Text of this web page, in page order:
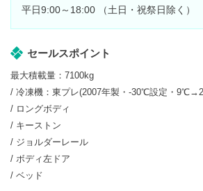
平日9:00～18:00 （土日・祝祭日除く）
セールスポイント
最大積載量：7100kg
/ 冷凍機：東プレ(2007年製・-30℃設定・
/ ロングボディ
/ キーストン
/ ジョルダーレール
/ ボディ左ドア
/ ベッド